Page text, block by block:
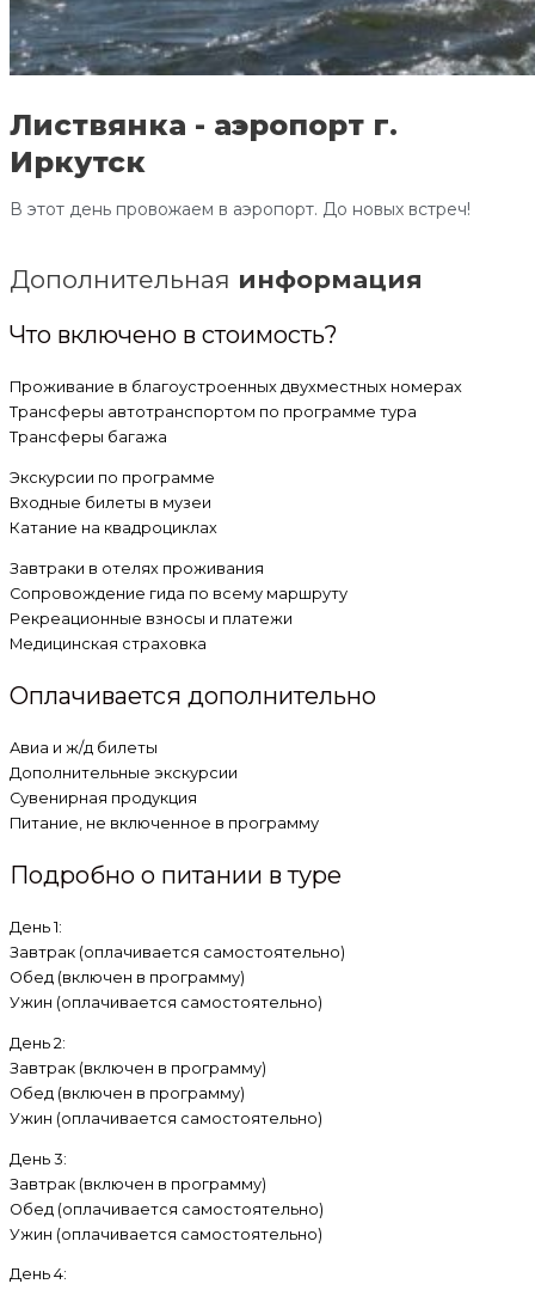
Листвянка - аэропорт г.
Иркутск
В этот день провожаем в аэропорт. До новых встреч!
Дополнительная информация
Что включено в стоимость?
Проживание в благоустроенных двухместных номерах
Трансферы автотранспортом по программе тура
Трансферы багажа
Экскурсии по программе
Входные билеты в музеи
Катание на квадроциклах
Завтраки в отелях проживания
Сопровождение гида по всему маршруту
Рекреационные взносы и платежи
Медицинская страховка
Оплачивается дополнительно
Авиа и ж/д билеты
Дополнительные экскурсии
Сувенирная продукция
Питание, не включенное в программу
Подробно о питании в туре
День 1:
Завтрак (оплачивается самостоятельно)
Обед (включен в программу)
Ужин (оплачивается самостоятельно)
День 2:
Завтрак (включен в программу)
Обед (включен в программу)
Ужин (оплачивается самостоятельно)
День 3:
Завтрак (включен в программу)
Обед (оплачивается самостоятельно)
Ужин (оплачивается самостоятельно)
День 4: